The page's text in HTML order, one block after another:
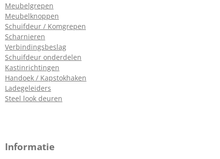
Meubelgrepen
Meubelknoppen
Schuifdeur / Komgrepen
Scharnieren
Verbindingsbeslag
Schuifdeur onderdelen
Kastinrichtingen
Handoek / Kapstokhaken
Ladegeleiders
Steel look deuren
Informatie